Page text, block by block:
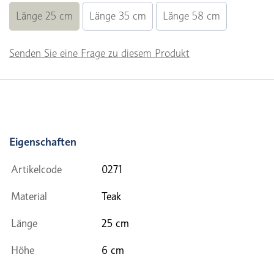
Länge 25 cm Länge 35 cm Länge 58 cm
Senden Sie eine Frage zu diesem Produkt
Eigenschaften
Artikelcode 0271
Material Teak
Länge 25 cm
Höhe 6 cm